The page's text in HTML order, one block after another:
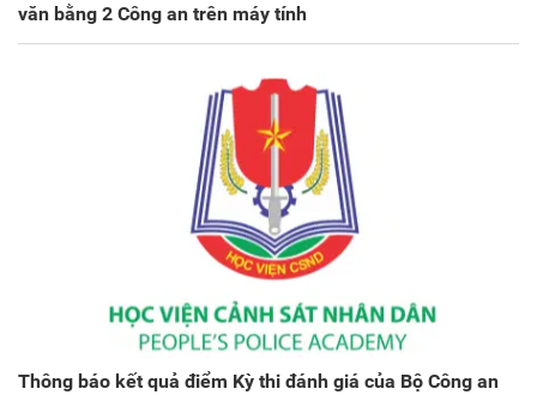
văn bằng 2 Công an trên máy tính
Thông báo kết quả điểm Kỳ thi đánh giá của Bộ Công an